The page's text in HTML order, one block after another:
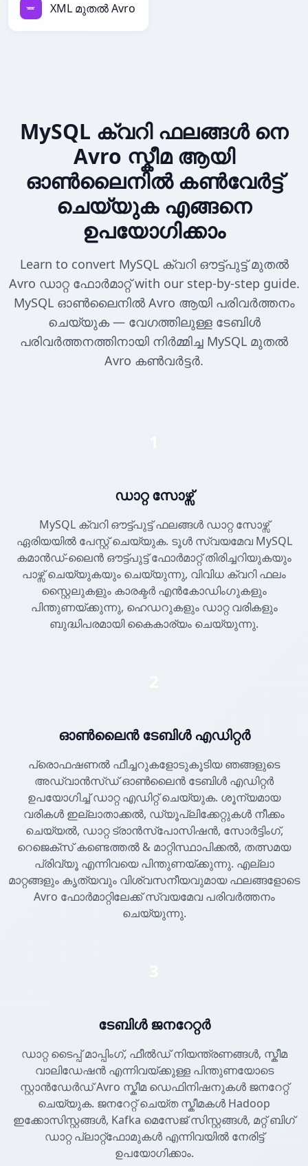
XML മുതൽ Avro
MySQL ക്വറി ഫലങ്ങൾ നെ
Avro സ്കീമ ആയി
ഓൺലൈനിൽ കൺവേർട്ട്
ചെയ്യുക എങ്ങനെ
ഉപയോഗിക്കാം
Learn to convert MySQL ക്വറി ഔട്ട്പുട്ട് മുതൽ
Avro ഡാറ്റ ഫോർമാറ്റ് with our step-by-step guide.
MySQL ഓൺലൈനിൽ Avro ആയി പരിവർത്തനം
ചെയ്യുക — വേഗത്തിലുള്ള ടേബിൾ
പരിവർത്തനത്തിനായി നിർമ്മിച്ച MySQL മുതൽ
Avro കൺവർട്ടർ.
ഡാറ്റ സോഴ്സ്
MySQL ക്വറി ഔട്ട്പുട്ട് ഫലങ്ങൾ ഡാറ്റ സോഴ്സ്
ഏരിയയിൽ പേസ്റ്റ് ചെയ്യുക. ടൂൾ സ്വയമേവ MySQL
കമാൻഡ്-ലൈൻ ഔട്ട്പുട്ട് ഫോർമാറ്റ് തിരിച്ചറിയുകയും
പാഴ്സ് ചെയ്യുകയും ചെയ്യുന്നു, വിവിധ ക്വറി ഫലം
സ്റ്റൈലുകളും കാരക്ടർ എൻകോഡിംഗുകളും
പിന്തുണയ്ക്കുന്നു, ഹെഡറുകളും ഡാറ്റ വരികളും
ബുദ്ധിപരമായി കൈകാര്യം ചെയ്യുന്നു.
ഓൺലൈൻ ടേബിൾ എഡിറ്റർ
പ്രൊഫഷണൽ ഫീച്ചറുകളോടുകൂടിയ ഞങ്ങളുടെ
അഡ്വാൻസ്ഡ് ഓൺലൈൻ ടേബിൾ എഡിറ്റർ
ഉപയോഗിച്ച് ഡാറ്റ എഡിറ്റ് ചെയ്യുക. ശൂന്യമായ
വരികൾ ഇല്ലാതാക്കൽ, ഡ്യൂപ്ലിക്കേറ്റുകൾ നീക്കം
ചെയ്യൽ, ഡാറ്റ ട്രാൻസ്പോസിഷൻ, സോർട്ടിംഗ്,
റെജെക്സ് കണ്ടെത്തൽ & മാറ്റിസ്ഥാപിക്കൽ, തത്സമയ
പ്രിവ്യൂ എന്നിവയെ പിന്തുണയ്ക്കുന്നു. എല്ലാ
മാറ്റങ്ങളും കൃത്യവും വിശ്വസനീയവുമായ ഫലങ്ങളോടെ
Avro ഫോർമാറ്റിലേക്ക് സ്വയമേവ പരിവർത്തനം
ചെയ്യുന്നു.
ടേബിൾ ജനറേറ്റർ
ഡാറ്റ ടൈപ്പ് മാപ്പിംഗ്, ഫീൽഡ് നിയന്ത്രണങ്ങൾ, സ്കീമ
വാലിഡേഷൻ എന്നിവയ്ക്കുള്ള പിന്തുണയോടെ
സ്റ്റാൻഡേർഡ് Avro സ്കീമ ഡെഫിനിഷനുകൾ ജനറേറ്റ്
ചെയ്യുക. ജനറേറ്റ് ചെയ്ത സ്കീമകൾ Hadoop
ഇക്കോസിസ്റ്റങ്ങൾ, Kafka മെസേജ് സിസ്റ്റങ്ങൾ, മറ്റ് ബിഗ്
ഡാറ്റ പ്ലാറ്റ്ഫോമുകൾ എന്നിവയിൽ നേരിട്ട്
ഉപയോഗിക്കാം.